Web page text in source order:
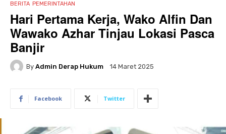
BERITA PEMERINTAHAN
Hari Pertama Kerja, Wako Alfin Dan
Wawako Azhar Tinjau Lokasi Pasca
Banjir
By Admin Derap Hukum 14 Maret 2025
Facebook Twitter